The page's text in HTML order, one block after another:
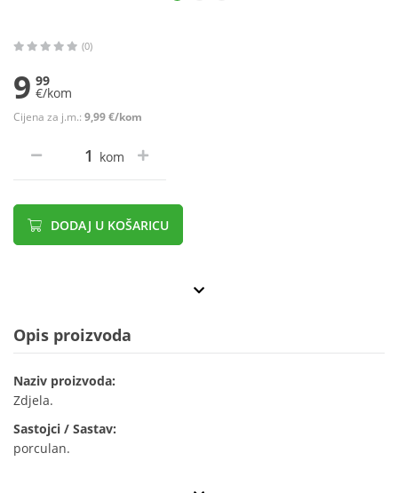
(0)
9 99
€/kom
Cijena za j.m.: 9,99 €/kom
kom
DODAJ U KOŠARICU
Opis proizvoda
Naziv proizvoda:
Zdjela.
Sastojci / Sastav:
porculan.